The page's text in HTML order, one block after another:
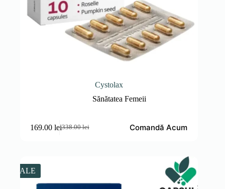
Cystolax
Sănătatea Femeii
338.00lei
Prețul
169.00 leiPrețul
Comandă Acum
SALE